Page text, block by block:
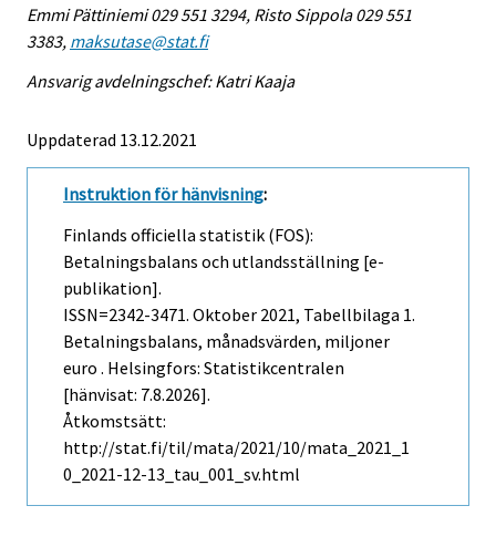
Emmi Pättiniemi 029 551 3294, Risto Sippola 029 551
3383, maksutase@stat.fi
Ansvarig avdelningschef: Katri Kaaja
Uppdaterad 13.12.2021
Instruktion för hänvisning:
Finlands officiella statistik (FOS):
Betalningsbalans och utlandsställning [e-
publikation].
ISSN=2342-3471. Oktober 2021, Tabellbilaga 1.
Betalningsbalans, månadsvärden, miljoner
euro . Helsingfors: Statistikcentralen
[hänvisat: 7.8.2026].
Åtkomstsätt:
http://stat.fi/til/mata/2021/10/mata_2021_1
0_2021-12-13_tau_001_sv.html